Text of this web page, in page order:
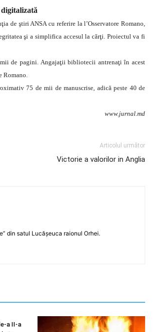
de ştiri ANSA cu referire la l’Osservatore Romano,
şi a simplifica accesul la cărţi. Proiectul va fi
de pagini. Angajaţii bibliotecii antrenaţi în acest
Romano.
75 de mii de manuscrise, adică peste 40 de
www.jurnal.md
Articolul următor
Victorie a valorilor in Anglia
din satul Lucășeuca raionul Orhei.
a II-a